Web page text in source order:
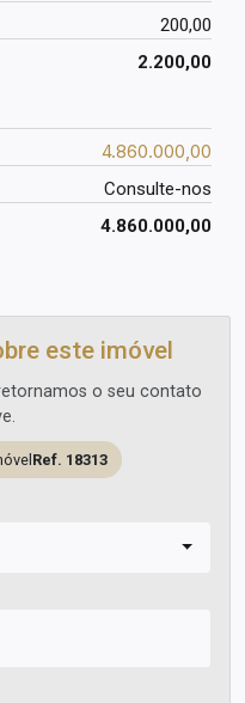
200,00
2.200,00
4.860.000,00
Consulte-nos
4.860.000,00
este imóvel
o seu contato
Ref. 18313